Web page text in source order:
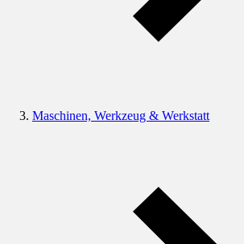
Maschinen, Werkzeug & Werkstatt